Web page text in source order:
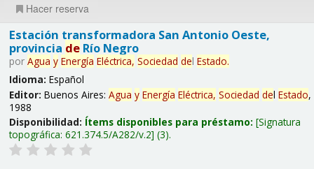
Hacer reserva
Estación transformadora San Antonio Oeste,
provincia deRío Negro
por Agua y Energía Eléctrica, Sociedad del Estado.
Idioma: Español
Editor: Buenos Aires: Agua y Energía Eléctrica, Sociedad del Estado,
1988
Disponibilidad: Ítems disponibles para préstamo: Signatura
topográfica: 621.374.5/A282/v.2 (3).